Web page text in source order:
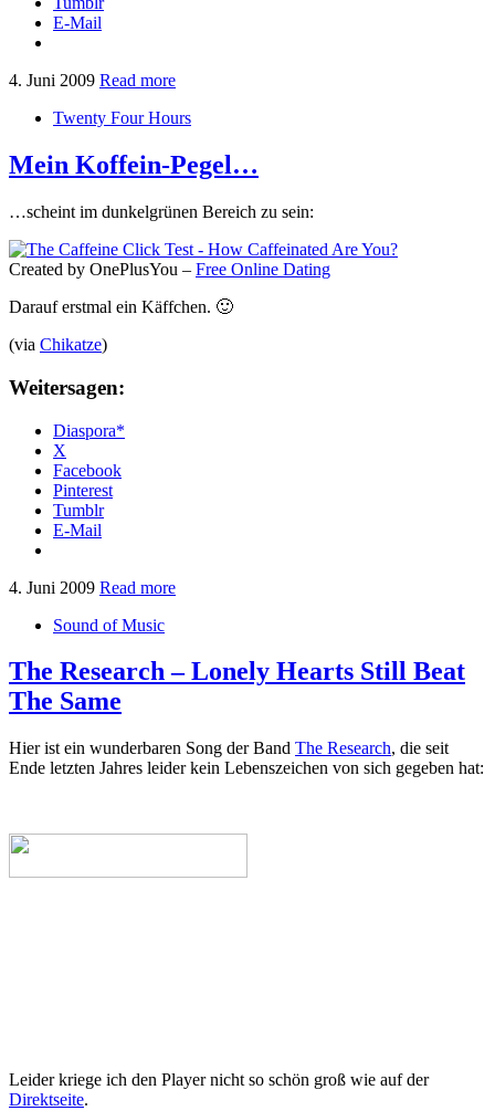
E-Mail
4. Juni 2009 Read more
Twenty Four Hours
Mein Koffein-Pegel…
…scheint im dunkelgrünen Bereich zu sein:
Created by OnePlusYou – Free Online Dating
Darauf erstmal ein Käffchen. 🙂
(via Chikatze)
Weitersagen:
Diaspora*
X
Facebook
Pinterest
Tumblr
E-Mail
4. Juni 2009 Read more
Sound of Music
The Research – Lonely Hearts Still Beat
The Same
Hier ist ein wunderbaren Song der Band The Research, die seit
Ende letzten Jahres leider kein Lebenszeichen von sich gegeben hat:
Leider kriege ich den Player nicht so schön groß wie auf der
Direktseite.